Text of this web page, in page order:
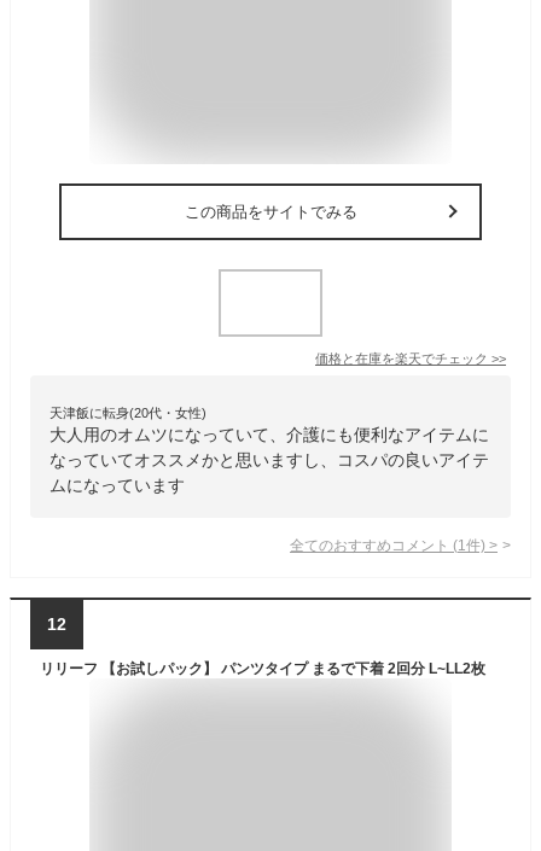
この商品をサイトでみる
価格と在庫を楽天でチェック >>
天津飯に転身(20代・女性)
大人用のオムツになっていて、介護にも便利なアイテムに
なっていてオススメかと思いますし、コスパの良いアイテ
ムになっています
全てのおすすめコメント (1 件) >
12
リリーフ 【お試しパック】 パンツタイプ まるで下着 2回分 L~LL2枚